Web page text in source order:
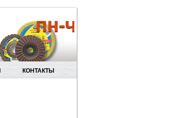
пн-чт 8.30-
КОНТАКТЫ